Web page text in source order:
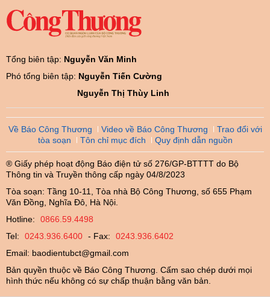
Tổng biên tập: Nguyễn Văn Minh
Phó tổng biên tập: Nguyễn Tiến Cường
Nguyễn Thị Thùy Linh
Về Báo Công Thương Video về Báo Công Thương
Trao đổi với
tòa soạn
Tôn chỉ mục đích Quy định dẫn nguồn
® Giấy phép hoạt động Báo điện tử số 276/GP-BTTTT do Bộ
Thông tin và Truyền thông cấp ngày 04/8/2023
Tòa soạn: Tầng 10-11, Tòa nhà Bộ Công Thương, số 655 Phạm
Văn Đồng, Nghĩa Đô, Hà Nội.
Hotline:
0866.59.4498
Tel:
0243.936.6400 - Fax:
0243.936.6402
Email: baodientubct@gmail.com
Bản quyền thuộc về Báo Công Thương. Cấm sao chép dưới mọi
hình thức nếu không có sự chấp thuận bằng văn bản.